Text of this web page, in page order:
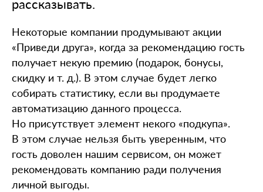
Некоторые компании продумывают акции
«Приведи друга», когда за рекомендацию гость
получает некую премию (подарок, бонусы,
скидку и т. д.). В этом случае будет легко
собирать статистику, если вы продумаете
автоматизацию данного процесса.
Но присутствует элемент некого «подкупа».
В этом случае нельзя быть уверенным, что
гость доволен нашим сервисом, он может
рекомендовать компанию ради получения
личной выгоды.